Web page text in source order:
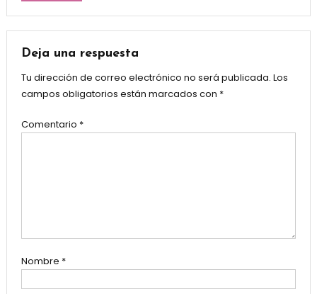
Deja una respuesta
Tu dirección de correo electrónico no será publicada. Los
campos obligatorios están marcados con *
Comentario *
Nombre *